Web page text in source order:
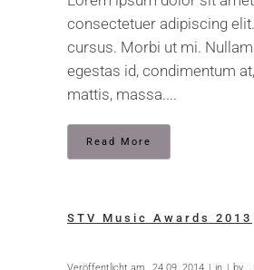
consectetuer adipiscing
cursus. Morbi ut mi.
egestas id, condimentum
mattis, massa....
Read More
STV Music Awards 2013